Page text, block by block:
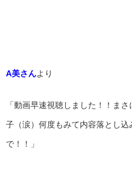
A美さんより
「動画早速視聴しました！！ま
子（涙）何度もみて内容落とし
で！！」